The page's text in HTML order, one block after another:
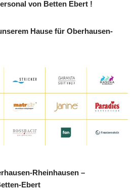
von Betten Ebert !
Hause für Oberhausen-
Rheinhausen –
Ebert